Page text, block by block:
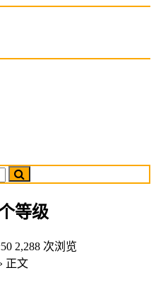
等级
2,288 次浏览
正文